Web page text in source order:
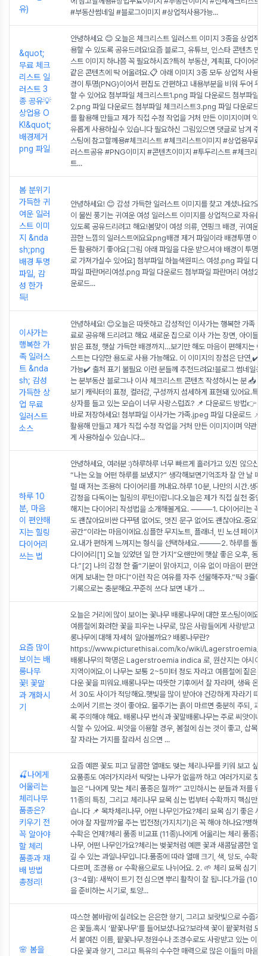
유)
#부동산썸네일 #블로그이미지 #상업적사용가능...
&quot;
무료 체크
리스트 일
러스트 3
종 공유💡
상업용 O
K!&quot;
배경제거
png 파일
안녕하세요 😊 오늘은 체크리스트 일러스트 이미지 3종을 상업적
용할 수 있도록 공유드려요!요즘 블로그, 유튜브, 인스타 콘텐츠 만
스트 이미지 하나쯤 꼭 필요하시죠?특히 부동산, 계획표, 다이어리,
같은 콘텐츠에 딱 어울려요.📋 아래 이미지 3종 모두 상업적 사용
경이 투명(PNG)이어서 편집도 간편하고 내용부분을 비워 두어 무
할 수 있어요 첨부파일 체크리스트1.png 파일 다운로드 첨부파일
2.png 파일 다운로드 첨부파일 체크리스트3.png 파일 다운로드
를 활용해 만들고 제가 직접 수정 작업을 거처 만든 이미지이며 약
유롭게 사용하실수 있습니다 필요하신 그림있으면 댓글로 남겨 주
스팅에 참고할께용#체크리스트 #체크리스트이미지 #상업용무료
러스트공유 #PNG이미지 #콘텐츠이미지 #투두리스트 #체크리스
트...
봄 분위기
가득한 귀
여운 일러
스트 이미
지 &nda
sh;png
배경 투명
파일, 감
성 한가
득!
안녕하세요! 😊 감성 가득한 일러스트 이미지를 찾고 계셨나요?오
이 물씬 풍기는 귀여운 여성 일러스트 이미지를 상업적으로 자유롭
있도록 공유드리려고 해요!봄맞이 여성 의류, 연핑크 배경, 귀여운
끔한 느낌의 일러스트에요요png배경 제거 파일이라 배경투명 이라
든 활용하기 좋아요[그림 아래 파일을 다운 받으셔야 배경이 투명
로 가져가실수 있어요] 첨부파일 하늘색원피스 여성.png 파일 다운
파일 파란머리여성.png 파일 다운로드 첨부파일 파란머리 여성
운로드...
이사가는
행복한 가
족 일러스
트 &nda
sh; 감성
가득한 상
업 무료
일러스트
소스
안녕하세요! 😊오늘은 따뜻하고 감성적인 이사가는 행복한 가족 일
료로 공유해 드리려고 해요 새로운 집으로 이사 가는 장면, 아이들
밝은 표정, 햇살 가득한 배경까지…보기만 해도 마음이 편해지는 이
스트는 다양한 용도로 사용 가능해요. 이 이미지의 장점은 단연,✔️
가능✔️ 출처 표기 불필요 이런 분들께 추천드려요!블로그 썸네일용
는 분부동산 블로그나 이사 체크리스트 콘텐츠 작성하시는 분 📥 이
보기 캐릭터의 표정, 컬러감, 구성까지 섬세하게 표현돼 있어요.특
상자를 들고 있는 모습이 너무 사랑스럽죠? 📌 다운로드 방법👉 아
바로 저장하세요! 첨부파일 이사가는 가족.jpeg 파일 다운로드 📌
활용해 만들고 제가 직접 수정 작업을 거처 만든 이미지이며 약관에
게 사용하실수 있습니다...
하루 10
분, 마음
이 편안해
지는 힐링
다이어리
쓰는 법
안녕하세요, 여러분 :)하루하루 너무 빠르게 흘러가고 있진 않으신
“나는 오늘 어떤 하루를 보냈지?” 생각해보면기억조차 잘 안 날 때
럴 때 저는 조용히 다이어리를 꺼내요.하루 10분, 나만의 시간.생각
감정을 다독이는 힐링의 루틴이랍니다.오늘은 제가 직접 실천 중인
해지는 다이어리 작성법을 소개해볼게요. ⸻1. 다이어리는 꼭
도 괜찮아요비싼 다꾸템 없어도, 멋진 문구 없어도 괜찮아요.중요한
공간”이라는 마음이에요.심플한 무지노트, 플래너, 빈 노션 페이지
요.내가 편하게 느껴지는 형식을 선택하세요.⸻2. 하루를 돌아
다이어리[1] 오늘 있었던 일 한 가지“오랜만에 햇살 좋은 오후, 동네
다.”[2] 나의 감정 한 줄“기분이 맑아지고, 이유 없이 마음이 편안
에게 보내는 한 마디“이런 작은 여유를 자주 선물해주자.”딱 3줄이
기록으로는 충분해요.꾸준히 쓰다 보면 내가 ...
요즘 많이
보이는 배
롱나무
꽃! 꽃말
과 개화시
기
오늘은 거리에 많이 보이는 꽃나무 배롱나무에 대한 포스팅이에요.
여름철에 화려한 꽃을 피우는 나무로, 많은 사람들에게 사랑받고 있
롱나무에 대해 자세히 알아볼까요? 배롱나무란?
https://www.picturethisai.com/ko/wiki/
배롱나무의 학명은 Lagerstroemia indica 로, 원산지는 아시아
지역이에요.이 나무는 보통 2~5미터 정도 자라고 여름철에 짙은 분
다운 꽃을 피워요.배롱나무는 따뜻한 기후에서 잘 자라며, 생육 온
서 30도 사이가 적당해요.햇빛을 많이 받아야 건강하게 자라기 때
소에서 기르는 것이 좋아요. 물주기는 흙이 마르면 충분히 주되, 과
록 주의해야 해요. 배롱나무 번식과 꽃말배롱나무는 주로 씨앗이나
식할 수 있어요. 씨앗을 이용할 경우, 봄철에 심는 것이 좋고, 삽목은
잘 자라는 가지를 잘라서 심으면 ...
🍒나에게
어울리는
체리나무
품종은?
키우기 전
꼭 알아야
할 체리
품종과 재
배 방법
총정리!
요즘 예쁜 꽃도 피고 달콤한 열매도 맺는 체리나무를 키워 보고 싶
요품종도 여러가지라서 딱맞는 나무가 없을까 하고 여러가지로 찾
늘은 “나에게 맞는 체리 품종은 뭘까?” 고민하시는 분들과 저를 위
11종의 특징, 그리고 체리나무 묘목 심는 법부터 수확까지 핵심만
습니다 📌 목차체리나무, 어떤 나무인가요?체리 묘목 심기 좋은 시
어야 잘 자랄까?물 주는 법전정(가지치기)은 꼭 해야 하나요?병해
수확은 언제?체리 품종 비교표 (11종)나에게 어울리는 체리 품종은
나무, 어떤 나무인가요?체리는 벚꽃처럼 예쁜 꽃과 새콤달콤한 열
길 수 있는 과일나무입니다.품종에 따라 열매 크기, 색, 당도, 수확
다르며, 조경용 or 수확용으로도 나뉘어요. 2. 🌱 체리 묘목 심기 좋
(3~4월): 새싹이 트기 전 심으면 뿌리 활착이 잘 됩니다.가을
을 준비하는 시기로, 토양...
🌸 봄을
따스한 봄바람에 실려오는 은은한 향기, 그리고 보랏빛으로 수줍게
은 꽃들.혹시 ‘팥꽃나무’를 들어보셨나요?보라색 꽃이 팥꽃처럼 모
서 붙여진 이름, 팥꽃나무.정원수나 조경수로도 사랑받고 있는 이
다운 꽃과 향기, 그리고 특유의 수수한 매력으로 많은 이들의 마음